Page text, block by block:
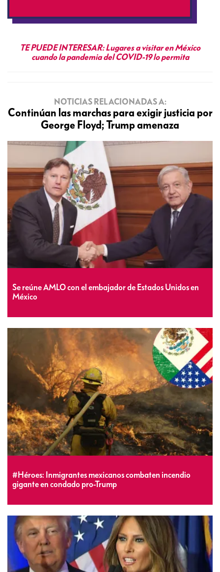
TE PUEDE INTERESAR:Lugares a visitar en México
cuando la pandemia del COVID-19 lo permita
NOTICIAS RELACIONADAS A:
Continúan las marchas para exigir justicia por
George Floyd; Trump amenaza
Se reúne AMLO con el embajador de Estados Unidos en
México
#Héroes: Inmigrantes mexicanos combaten incendio
gigante en condado pro-Trump